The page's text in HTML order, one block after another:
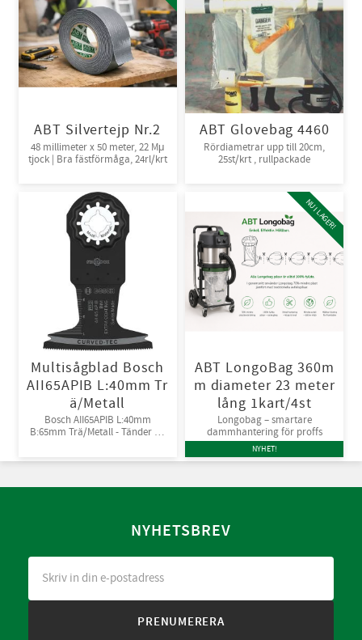
ABT Silvertejp Nr.2
48 millimeter x 50 meter, 22 Mμ
tjock | Bra fästförmåga, 24rl/krt
ABT Glovebag 4460
Rördiametrar upp till 20cm,
25st/krt , rullpackade
Multisågblad Bosch
AII65APIB L:40mm Tr
ä/Metall
Bosch AII65APIB L:40mm
B:65mm Trä/Metall - Tänder av
ABT LongoBag 360m
m diameter 23 meter
lång 1kart/4st
Longobag – smartare
dammhantering för proffs
NU I LAGER!
NYHET!
NYHETSBREV
PRENUMERERA